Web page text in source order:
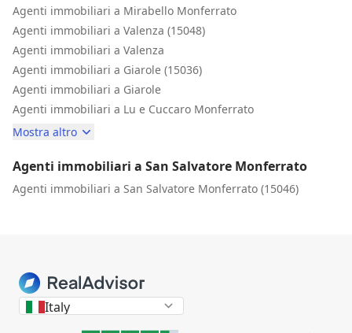
Agenti immobiliari a Mirabello Monferrato
Agenti immobiliari a Valenza (15048)
Agenti immobiliari a Valenza
Agenti immobiliari a Giarole (15036)
Agenti immobiliari a Giarole
Agenti immobiliari a Lu e Cuccaro Monferrato
Mostra altro
Agenti immobiliari a San Salvatore Monferrato
Agenti immobiliari a San Salvatore Monferrato (15046)
Italy